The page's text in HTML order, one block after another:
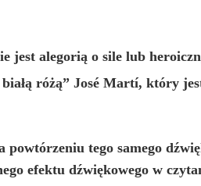
jest alegorią o sile lub
białą różą” José Martí, który
powtórzeniu tego samego
efektu dźwiękowego w